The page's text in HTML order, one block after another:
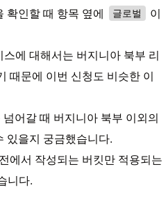
확인할 때 항목 옆에 글로벌
이
에 대해서는 버지니아 북부 리
때문에 이번 신청도 비슷한 이
어갈 때 버지니아 북부 이외의
있을지 궁금했습니다.
에서 작성되는 버킷만 적용되는
니다.